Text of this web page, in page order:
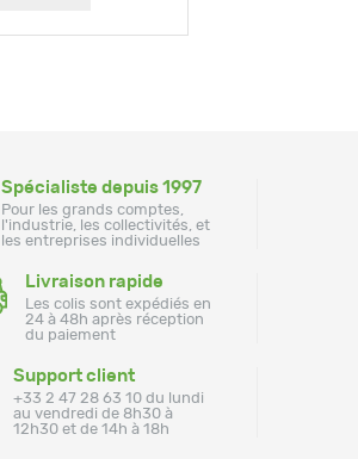
Spécialiste depuis 1997
Pour les grands comptes,
l'industrie, les collectivités, et
les entreprises individuelles
Livraison rapide
Les colis sont expédiés en
24 à 48h après réception
du paiement
Support client
+33 2 47 28 63 10 du lundi
au vendredi de 8h30 à
12h30 et de 14h à 18h